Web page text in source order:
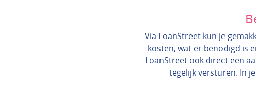
Via LoanStreet kun je
kosten, wat er benodigd is
LoanStreet ook direct een
tegelijk versturen. In